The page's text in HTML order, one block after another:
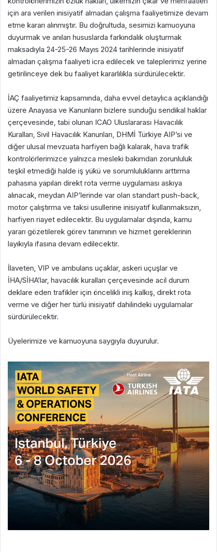
için ara verilen inisiyatif almadan çalışma faaliyetimize devam
etme kararı alınmıştır. Bu doğrultuda, sesimizi kamuoyuna
duyurmak ve anılan hususlarda farkındalık oluşturmak
maksadıyla 24-25-26 Mayıs 2024 tarihlerinde inisiyatif
almadan çalışma faaliyeti icra edilecek ve taleplerimiz yerine
getirilinceye dek bu faaliyet kararlılıkla sürdürülecektir.
İAÇ faaliyetimiz kapsamında, daha evvel detaylıca açıklandığı
üzere Anayasa ve Kanunların bizlere sunduğu sendikal haklar
çerçevesinde, tabi olunan ICAO Uluslararası Havacılık
Kuralları, Sivil Havacılık Kanunları, DHMİ Türkiye AIP’si ve
diğer ulusal mevzuata harfiyen bağlı kalarak, hava trafik
kontrolörlerimizce yalnızca mesleki bakımdan zorunluluk
teşkil etmediği halde iş yükü ve sorumluluklarını arttırma
pahasına yapılan direkt rota verme uygulaması askıya
alınacak, meydan AIP’lerinde var olan standart push-back,
motor çalıştırma ve taksi usullerine inisiyatif kullanmaksızın,
harfiyen riayet edilecektir. Bu uygulamalar dışında, kamu
yararı gözetilerek görev tanımının ve hizmet gereklerinin
layıkıyla ifasına devam edilecektir.
İlaveten, VIP ve ambulans uçaklar, askeri uçuşlar ve
İHA/SİHA’lar, havacılık kuralları çerçevesinde acil durum
deklare eden trafikler için öncelikli iniş kalkış, direkt rota
verme ve diğer her türlü inisiyatif dahilindeki uygulamalar
sürdürülecektir.
Üyelerimize ve kamuoyuna saygıyla duyurulur.